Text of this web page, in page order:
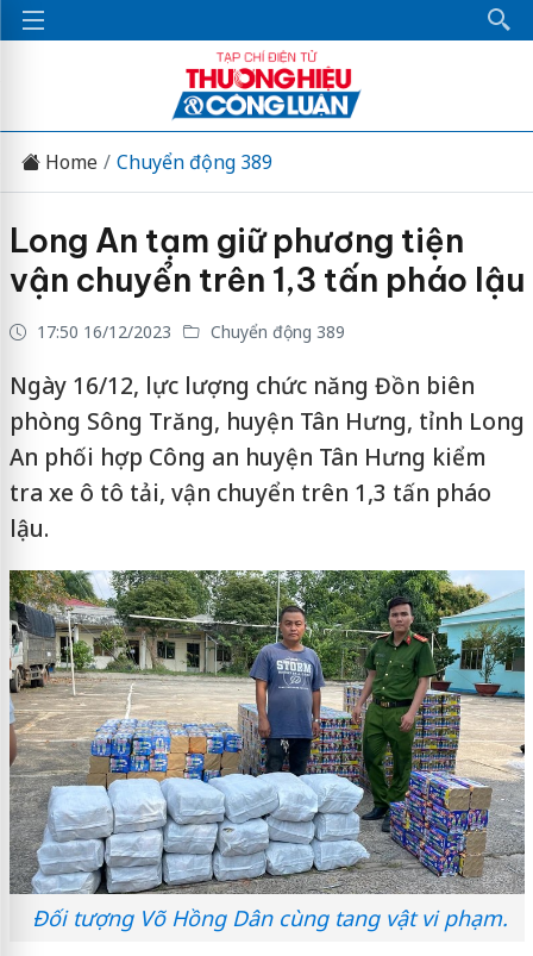
Home Chuyển động 389
Long An tạm giữ phương tiện
vận chuyển trên 1,3 tấn pháo lậu
17:50 16/12/2023 Chuyển động 389
Ngày 16/12, lực lượng chức năng Đồn biên
phòng Sông Trăng, huyện Tân Hưng, tỉnh Long
An phối hợp Công an huyện Tân Hưng kiểm
tra xe ô tô tải, vận chuyển trên 1,3 tấn pháo
lậu.
Đối tượng Võ Hồng Dân cùng tang vật vi phạm.